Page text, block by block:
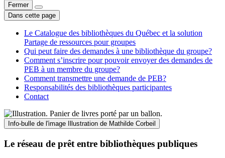
Fermer
Dans cette page
Le Catalogue des bibliothèques du Québec et la solution
Partage de ressources pour groupes
Qui peut faire des demandes à une bibliothèque du groupe?
Comment s’inscrire pour pouvoir envoyer des demandes de
PEB à un membre du groupe?
Comment transmettre une demande de PEB?
Responsabilités des bibliothèques participantes
Contact
Info-bulle de l'image Illustration de Mathilde Corbeil
Le réseau de prêt entre bibliothèques publiques